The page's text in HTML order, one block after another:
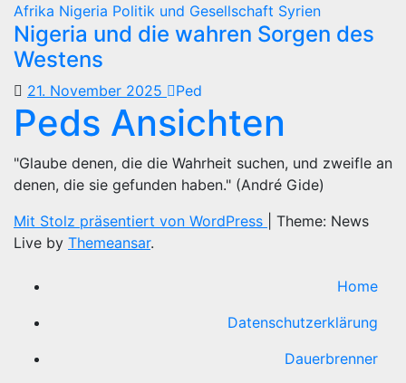
Afrika Nigeria Politik und Gesellschaft Syrien
Nigeria und die wahren Sorgen des
Westens
21. November 2025 Ped
Peds Ansichten
"Glaube denen, die die Wahrheit suchen, und zweifle an
denen, die sie gefunden haben." (André Gide)
Mit Stolz präsentiert von WordPress
Theme: News
Live by Themeansar.
Home
Datenschutzerklärung
Dauerbrenner